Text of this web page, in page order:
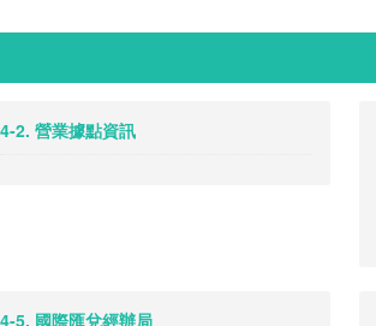
4-2. 營業據點資訊
4-5. 國際匯兌經辦局